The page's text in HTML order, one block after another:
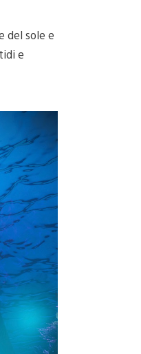
del sole e
e